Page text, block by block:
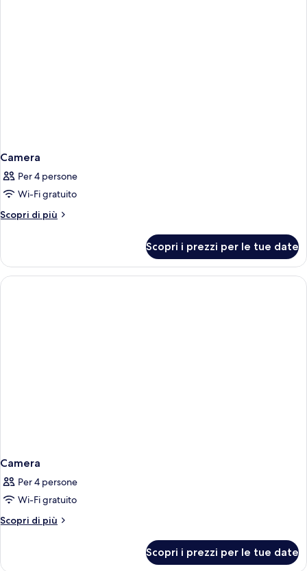
Camera
Per 4 persone
Wi-Fi gratuito
Scopri di più
Altri
Scopri i prezzi per le tue date
Camera
Per 4 persone
Wi-Fi gratuito
Scopri di più
Altri
Scopri i prezzi per le tue date